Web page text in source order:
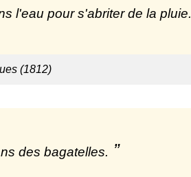
l'eau pour s'abriter de la pluie.
(1812)
des bagatelles.